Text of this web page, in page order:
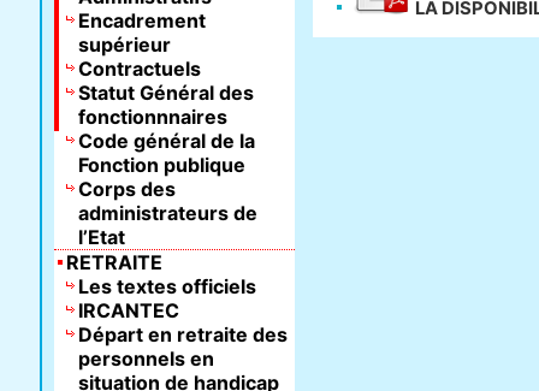
LA
Encadrement
supérieur
Contractuels
Statut Général des
fonctionnnaires
Code général de la
Fonction publique
Corps des
administrateurs de
l’Etat
RETRAITE
Les textes officiels
IRCANTEC
Départ en retraite des
personnels en
situation de handicap